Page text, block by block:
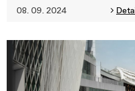
08. 09. 2024